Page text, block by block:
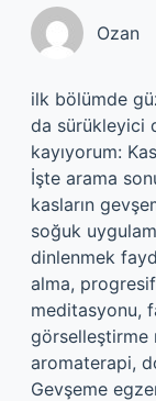
Ozan
ilk bölümde
da sürükleyici
kayıyorum:
İşte arama
kasların
soğuk
dinlenmek
alma,
meditasyonu,
görselleştirme
aromaterapi,
Gevşeme